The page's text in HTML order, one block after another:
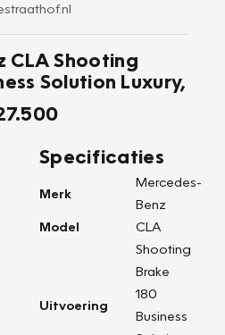
CLA Shooting
Solution Luxury,
Specificaties
Merk
Mercedes-
Benz
Model
CLA
Uitvoering
Shooting
Brake
180
Business